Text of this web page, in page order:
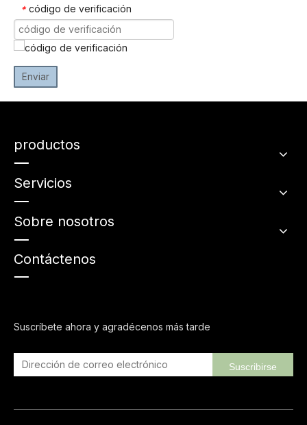
* código de verificación
Enviar
productos
Servicios
Sobre nosotros
Contáctenos
Suscríbete ahora y agradécenos más tarde
Suscribirse